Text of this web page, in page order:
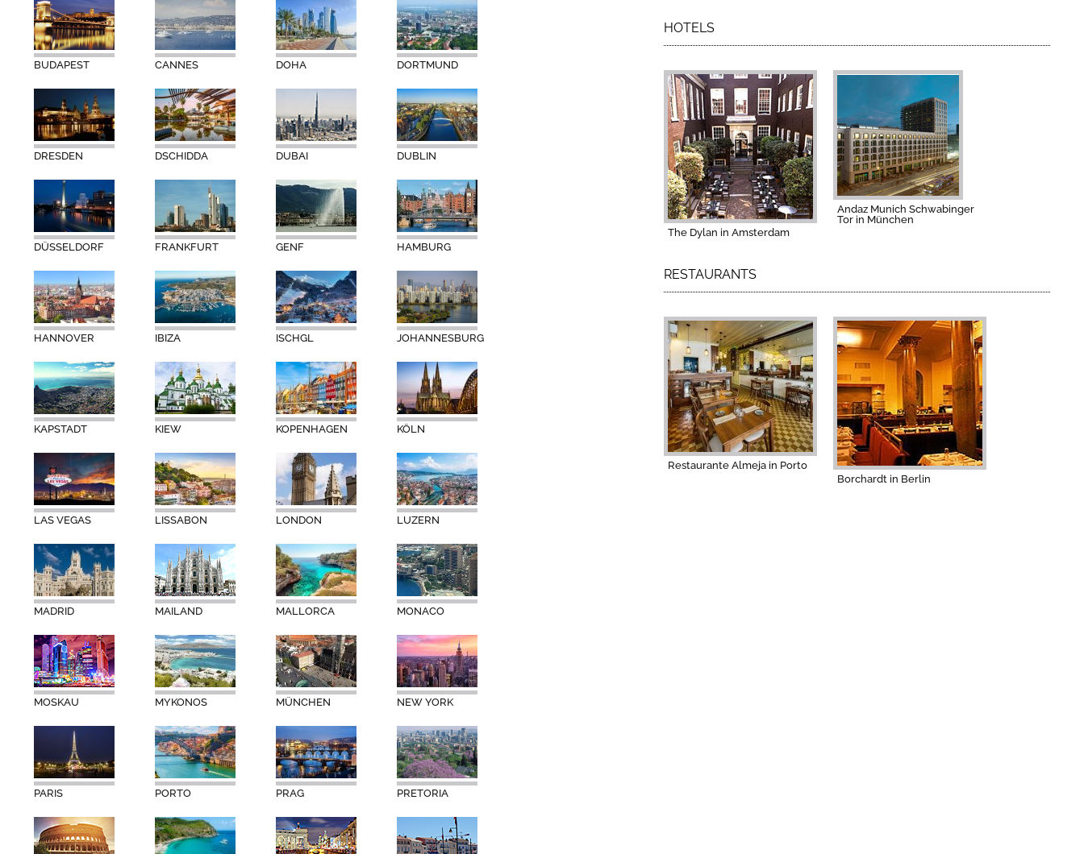
BUDAPEST CANNES DOHA DORTMUND
DRESDEN DSCHIDDA DUBAI DUBLIN
DÜSSELDORF FRANKFURT GENF HAMBURG
HANNOVER IBIZA ISCHGL JOHANNESBURG
KAPSTADT KIEW KOPENHAGEN KÖLN
LAS VEGAS LISSABON LONDON LUZERN
MADRID MAILAND MALLORCA MONACO
MOSKAU MYKONOS MÜNCHEN NEW YORK
PARIS PORTO PRAG PRETORIA
HOTELS
The Dylan in Amsterdam
Andaz Munich Schwabinger
Tor in München
RESTAURANTS
Restaurante Almeja in Porto
Borchardt in Berlin